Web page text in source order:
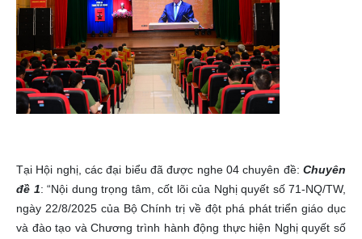
Tại Hội nghị, các đại biểu đã được nghe 04 chuyên đề: Chuyên
đề 1: “Nội dung trọng tâm, cốt lõi của Nghị quyết số 71-NQ/TW,
ngày 22/8/2025 của Bộ Chính trị về đột phá phát triển giáo dục
và đào tạo và Chương trình hành động thực hiện Nghị quyết số